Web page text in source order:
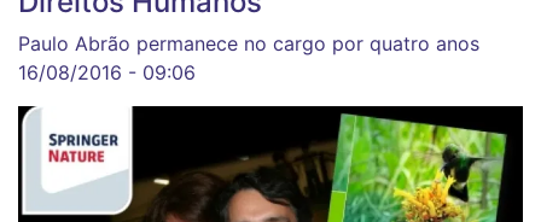
Paulo Abrão permanece no cargo por quatro anos
16/08/2016 - 09:06